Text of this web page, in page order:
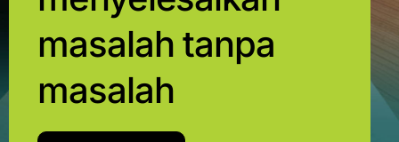
masalah tanpa
masalah